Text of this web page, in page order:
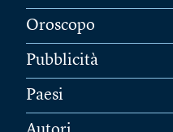
Oroscopo
Pubblicità
Paesi